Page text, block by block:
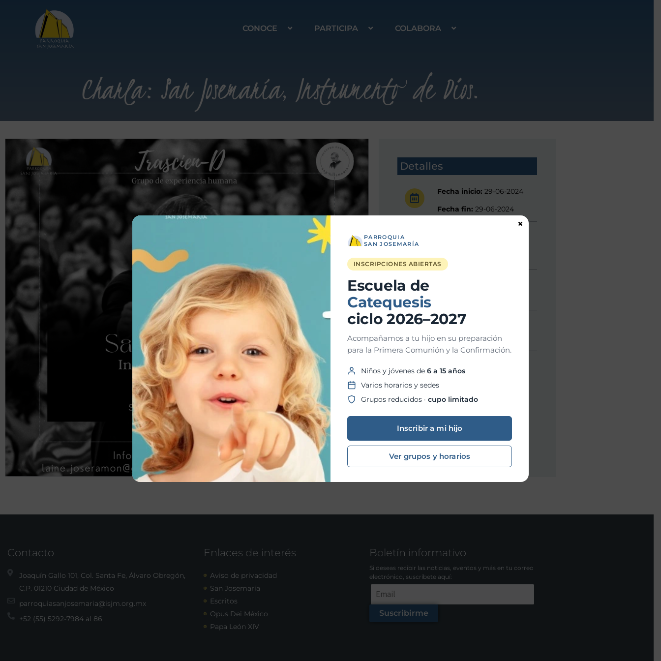
CONOCE PARTICIPA COLABORA
Charla: San Josemaría, Instrumento de Dios.
Detalles
Fecha inicio: 29-06-2024
Fecha fin: 29-06-2024
Hora fin:
Contacto
Joaquín Gallo 101, Col. Santa Fe, Álvaro Obregón,
C.P. 01210 Ciudad de México
parroquiasanjosemaria@isjm.org.mx
+52 (55) 5292-7984 al 86
Enlaces de interés
Aviso de privacidad
San Josemaría
Escritos
Opus Dei México
Papa León XIV
Boletín informativo
Si deseas recibir las noticias, eventos y más en tu correo
electrónico, suscríbete aquí:
Suscribirme
PARROQUIA
SAN JOSEMARÍA
INSCRIPCIONES ABIERTAS
Escuela de
Catequesis
ciclo 2026–2027
Acompañamos a tu hijo en su preparación
para la Primera Comunión y la Confirmación.
Niños y jóvenes de 6 a 15 años
Varios horarios y sedes
Grupos reducidos · cupo limitado
Inscribir a mi hijo
Ver grupos y horarios
×